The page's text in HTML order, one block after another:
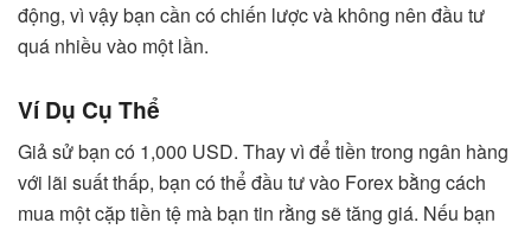
động, vì vậy bạn cần có chiến lược và không nên đầu tư
quá nhiều vào một lần.
Ví Dụ Cụ Thể
Giả sử bạn có 1,000 USD. Thay vì để tiền trong ngân hàng
với lãi suất thấp, bạn có thể đầu tư vào Forex bằng cách
mua một cặp tiền tệ mà bạn tin rằng sẽ tăng giá. Nếu bạn